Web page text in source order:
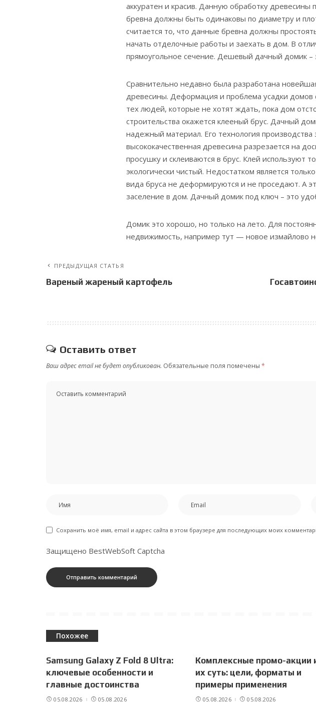
аккуратен и красив. Данную обработку древесины
бревна должны быть одинаковы по диаметру и
считается то, что данные бревна должны
начать отделочные работы и заехать в дом. В
прямоугольное сечение. Дешевый дачный домик –
Сравнительно недавно была разработана
древесины. Деформация и проблема усадки домов
тех людей, которые не хотят ждать, пока дом
строительства окажется клееный брус. Дачный
надежный материал. Его технология производства
высококачественная древесина разрезается на
просушку и склеиваются в брус. Клей используют
экологически чистый. Недостатком является
вида бруса не деформируются и не проседают. А
заселение в дом. Дачный домик под ключ – это
Домик это хорошо, но только на лето. Для
недвижимость, например тут — новое измайлово
ПРЕДЫДУЩАЯ СТАТЬЯ
Вареный жареный картофель
Оставить ответ
Ваш адрес email не будет опубликован. Обязательные поля помечены *
Сохранить моё имя, email и адрес сайта в этом браузере для последующих моих
Защищено BestWebSoft Captcha
Похожее
Samsung Galaxy Z Fold 8 Ultra:
ключевые особенности и
главные достоинства
05.08.2026 05.08.2026
Комплексные промо-акции
их суть: цели, форматы и
примеры применения
05.08.2026 05.08.2026